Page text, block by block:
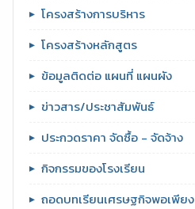
โครงสร้างการบริหาร
โครงสร้างหลักสูตร
ข้อมูลติดต่อ แผนที่ แผนผัง
ข่าวสาร/ประชาสัมพันธ์
ประกวดราคา จัดซื้อ - จัดจ้าง
กิจกรรมของโรงเรียน
ถอดบทเรียนเศรษฐกิจพอเพียง